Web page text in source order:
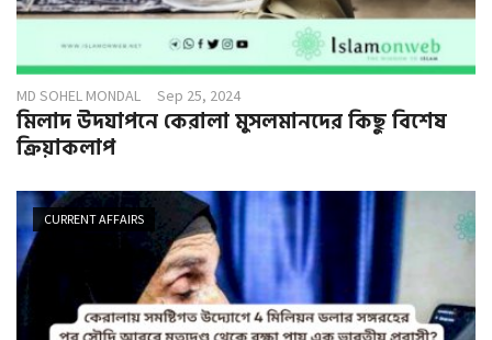
MD SOHEL MONDAL Sep 25, 2024
মিলাদ উদযাপনে কেরালা মুসলমানদের কিছু বিশেষ
ক্রিয়াকলাপ
CURRENT AFFAIRS